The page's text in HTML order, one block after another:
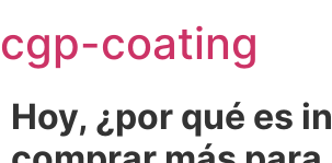
to
content
cgp-coating
Hoy, ¿por qué es